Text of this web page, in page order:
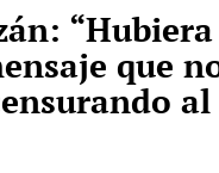
que
al